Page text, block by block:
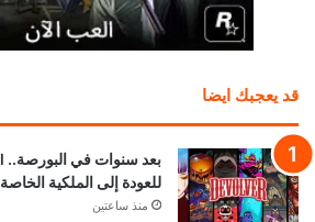
قد يعجبك ايضا
للعودة إلى الملكية الخاصة
منذ ساعتين